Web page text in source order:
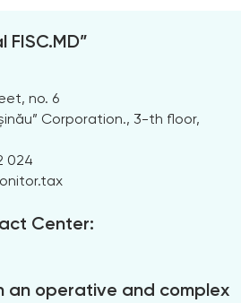
FISC.MD”
no. 6
Corporation., 3-th floor,
024
Center:
an operative and complex